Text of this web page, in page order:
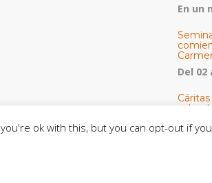
En un
Del 02
sobre
ok with this, but you can opt-out if